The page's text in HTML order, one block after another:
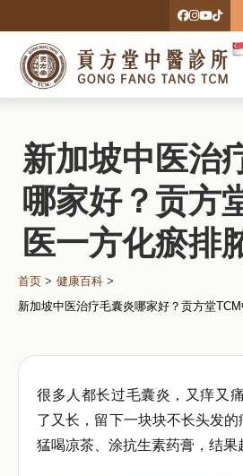
新加坡中医治
哪家好？贡方
医一方化瘀排
首页 > 健康百科 >
新加坡中医治疗毛囊炎哪家好？贡方堂
很多人都长过毛囊炎，又痒又
了又长，留下一块块不长头发的
猛喝凉茶、涂抗生素药膏，结果